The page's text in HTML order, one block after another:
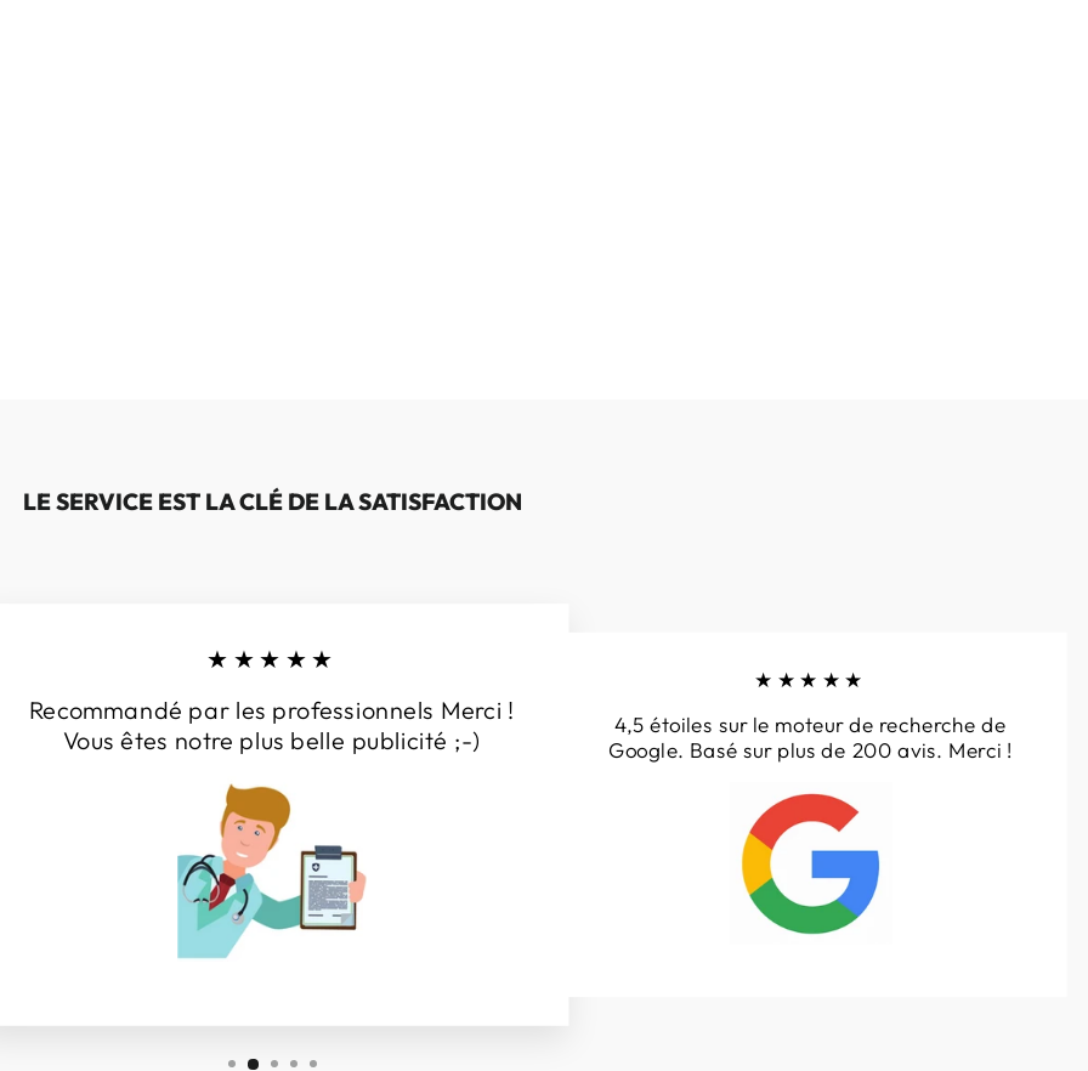
LE SERVICE EST LA CLÉ DE LA SATISFACTION
★★★★★
Recommandé par les professionnels Merci !
Vous êtes notre plus belle publicité ;-)
★★★★★
4,5 étoiles sur le moteur de recherche de
Google. Basé sur plus de 200 avis. Merci !